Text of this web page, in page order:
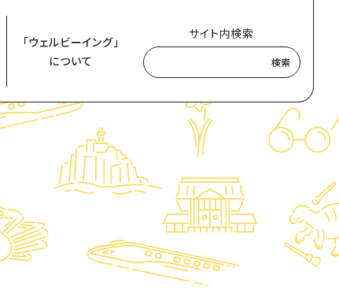
「ウェルビーイング」
について
サイト内検索
検索